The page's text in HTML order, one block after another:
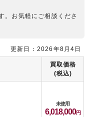
。お気軽にご相談くださ
買取価格
(税込)
未使用
6,018,000
更新日：2026年8月4日